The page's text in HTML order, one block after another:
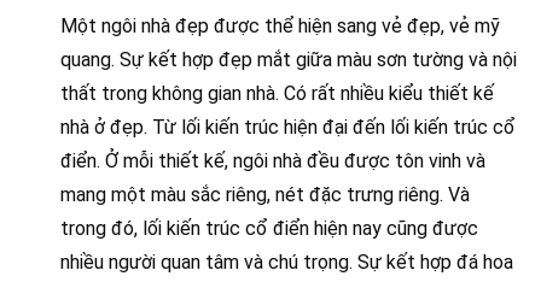
Một ngôi nhà đẹp được thể hiện sang vẻ đẹp, vẻ mỹ
quang. Sự kết hợp đẹp mắt giữa màu sơn tường và nội
thất trong không gian nhà. Có rất nhiều kiểu thiết kế
nhà ở đẹp. Từ lối kiến trúc hiện đại đến lối kiến trúc cổ
điển. Ở mỗi thiết kế, ngôi nhà đều được tôn vinh và
mang một màu sắc riêng, nét đặc trưng riêng. Và
trong đó, lối kiến trúc cổ điển hiện nay cũng được
nhiều người quan tâm và chú trọng. Sự kết hợp đá hoa